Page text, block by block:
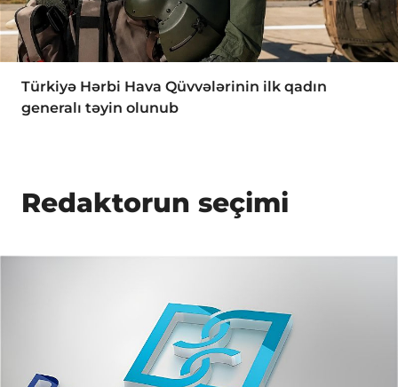
Türkiyə Hərbi Hava Qüvvələrinin ilk qadın
generalı təyin olunub
Redaktorun seçimi